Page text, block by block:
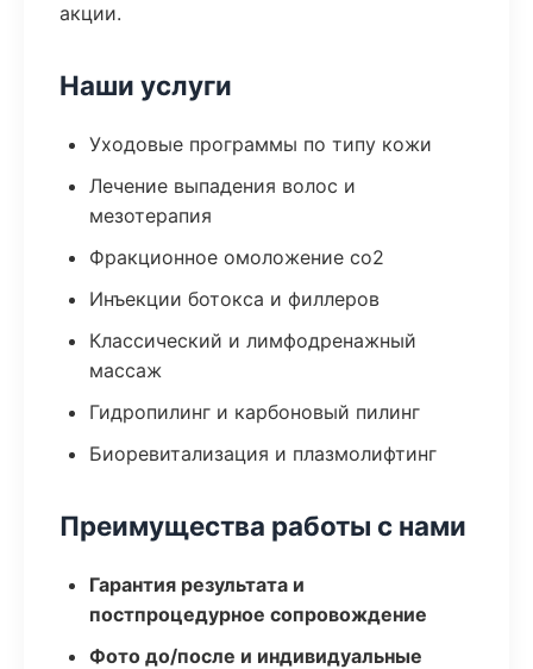
акции.
Наши услуги
Уходовые программы по типу кожи
Лечение выпадения волос и
мезотерапия
Фракционное омоложение co2
Инъекции ботокса и филлеров
Классический и лимфодренажный
массаж
Гидропилинг и карбоновый пилинг
Биоревитализация и плазмолифтинг
Преимущества работы с нами
Гарантия результата и
постпроцедурное сопровождение
Фото до/после и индивидуальные